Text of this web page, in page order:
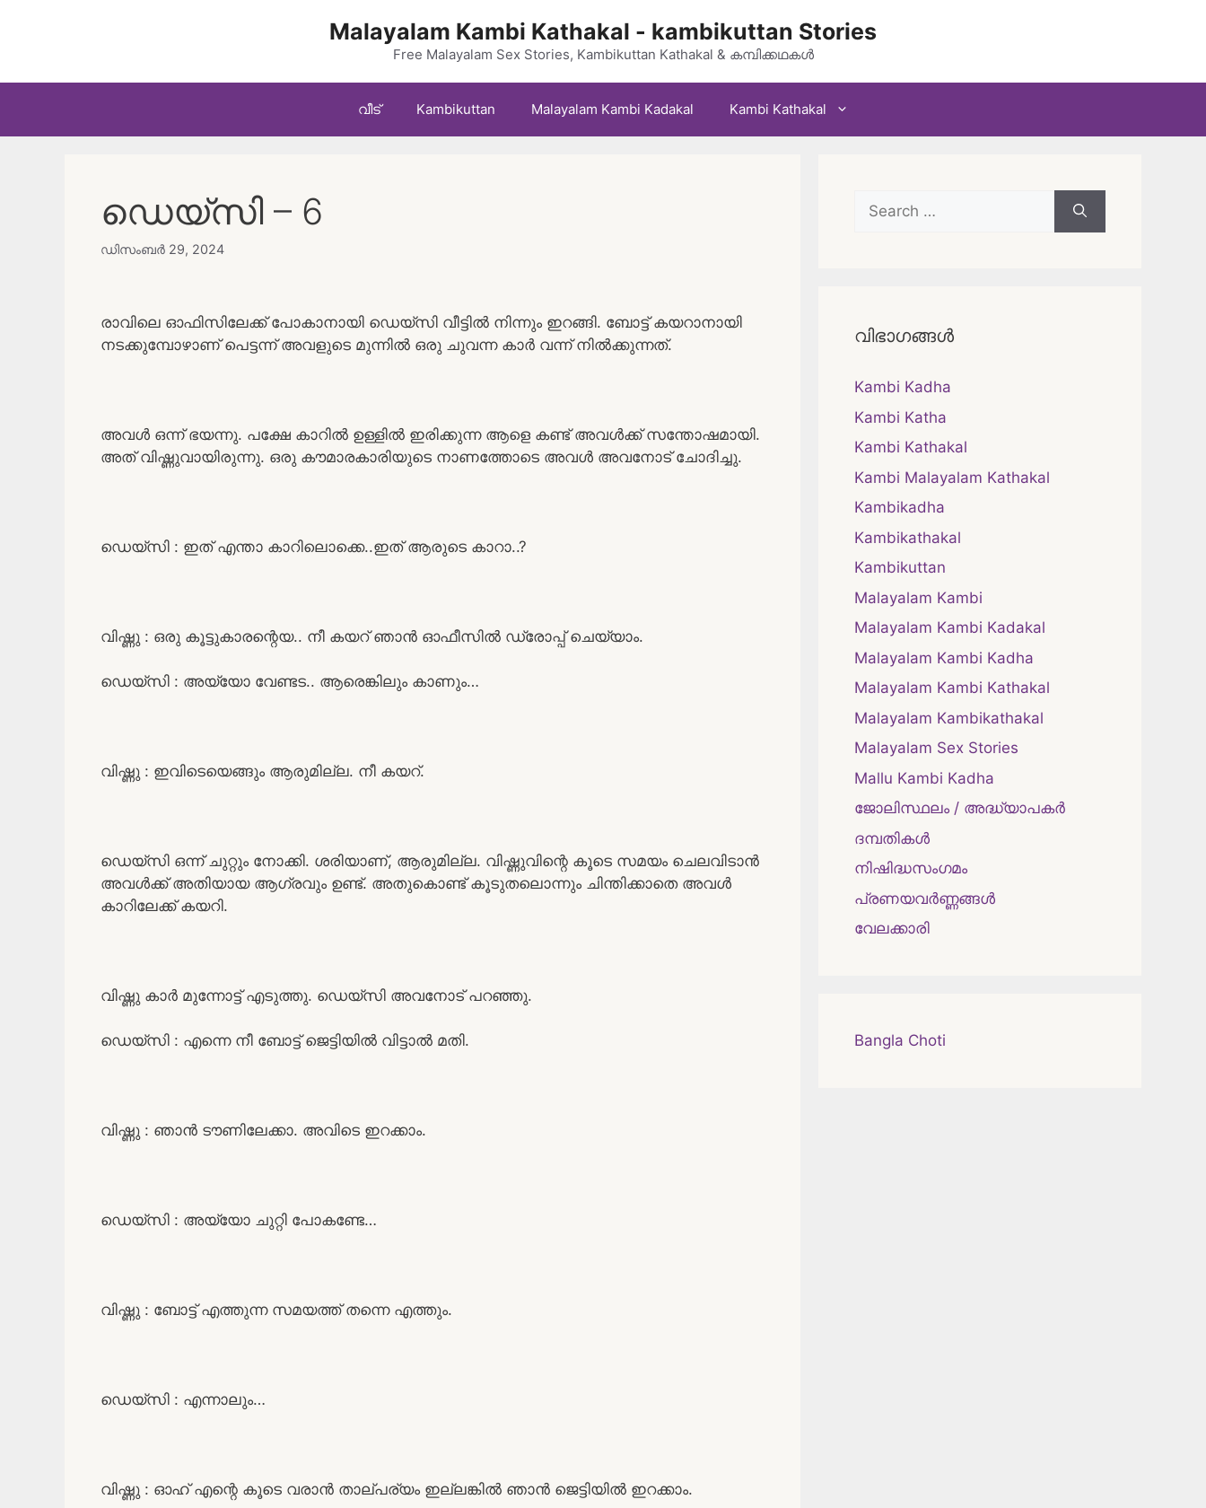
Malayalam Kambi Kathakal - kambikuttan Stories
Free Malayalam Sex Stories, Kambikuttan Kathakal & കമ്പിക്കഥകൾ
വീട് Kambikuttan Malayalam Kambi Kadakal Kambi Kathakal
ഡെയ്‌സി – 6
ഡിസംബർ 29, 2024
രാവിലെ ഓഫിസിലേക്ക് പോകാനായി ഡെയ്‌സി വീട്ടിൽ നിന്നും ഇറങ്ങി. ബോട്ട് കയറാനായി
നടക്കുമ്പോഴാണ് പെട്ടന്ന് അവളുടെ മുന്നിൽ ഒരു ചുവന്ന കാർ വന്ന് നിൽക്കുന്നത്.
അവൾ ഒന്ന് ഭയന്നു. പക്ഷേ കാറിൽ ഉള്ളിൽ ഇരിക്കുന്ന ആളെ കണ്ട് അവൾക്ക് സന്തോഷമായി.
അത് വിഷ്ണുവായിരുന്നു. ഒരു കൗമാരകാരിയുടെ നാണത്തോടെ അവൾ അവനോട് ചോദിച്ചു.
ഡെയ്‌സി : ഇത് എന്താ കാറിലൊക്കെ..ഇത് ആരുടെ കാറാ..?
വിഷ്ണു : ഒരു കൂട്ടുകാരന്റെയ.. നീ കയറ് ഞാൻ ഓഫീസിൽ ഡ്രോപ്പ് ചെയ്യാം.
ഡെയ്‌സി : അയ്യോ വേണ്ടട.. ആരെങ്കിലും കാണും…
വിഷ്ണു : ഇവിടെയെങ്ങും ആരുമില്ല. നീ കയറ്.
ഡെയ്‌സി ഒന്ന് ചുറ്റും നോക്കി. ശരിയാണ്, ആരുമില്ല. വിഷ്ണുവിന്റെ കൂടെ സമയം ചെലവിടാൻ
അവൾക്ക് അതിയായ ആഗ്രവും ഉണ്ട്. അതുകൊണ്ട് കൂടുതലൊന്നും ചിന്തിക്കാതെ അവൾ
കാറിലേക്ക് കയറി.
വിഷ്ണു കാർ മുന്നോട്ട് എടുത്തു. ഡെയ്‌സി അവനോട് പറഞ്ഞു.
ഡെയ്‌സി : എന്നെ നീ ബോട്ട് ജെട്ടിയിൽ വിട്ടാൽ മതി.
വിഷ്ണു : ഞാൻ ടൗണിലേക്കാ. അവിടെ ഇറക്കാം.
ഡെയ്‌സി : അയ്യോ ചുറ്റി പോകണ്ടേ…
വിഷ്ണു : ബോട്ട് എത്തുന്ന സമയത്ത് തന്നെ എത്തും.
ഡെയ്‌സി : എന്നാലും…
വിഷ്ണു : ഓഹ് എന്റെ കൂടെ വരാൻ താല്പര്യം ഇല്ലങ്കിൽ ഞാൻ ജെട്ടിയിൽ ഇറക്കാം.
Search
for:
വിഭാഗങ്ങൾ
Kambi Kadha
Kambi Katha
Kambi Kathakal
Kambi Malayalam Kathakal
Kambikadha
Kambikathakal
Kambikuttan
Malayalam Kambi
Malayalam Kambi Kadakal
Malayalam Kambi Kadha
Malayalam Kambi Kathakal
Malayalam Kambikathakal
Malayalam Sex Stories
Mallu Kambi Kadha
ജോലിസ്ഥലം / അദ്ധ്യാപകർ
ദമ്പതികള്‍
നിഷിദ്ധസംഗമം
പ്രണയവർണ്ണങ്ങൾ
വേലക്കാരി
Bangla Choti